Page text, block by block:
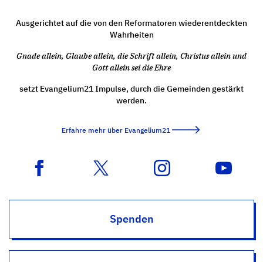
Ausgerichtet auf die von den Reformatoren wiederentdeckten
Wahrheiten
Gnade allein, Glaube allein, die Schrift allein, Christus allein und
Gott allein sei die Ehre
setzt Evangelium21 Impulse, durch die Gemeinden gestärkt
werden.
Erfahre mehr über Evangelium21
Spenden